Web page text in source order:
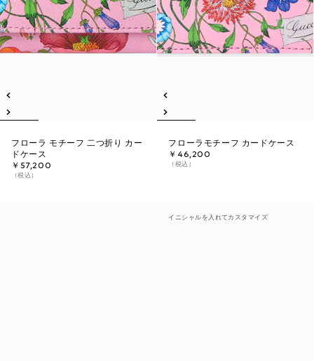
フローラ モチーフ 二つ折り カー
ドケース
￥57,200
（税込）
フローラモチーフ カードケース
￥46,200
（税込）
イニシャルを入れてカスタマイズ